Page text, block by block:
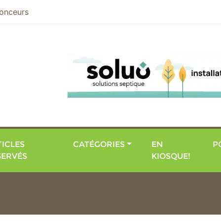
CATÉGORIES
EN
KIOSQUE!